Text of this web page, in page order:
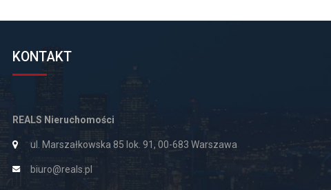
KONTAKT
REALS Nieruchomości
ul. Marszałkowska 85 lok. 91, 00-683 Warszawa
biuro@reals.pl